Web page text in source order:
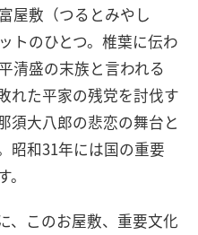
屋敷（つるとみやし
トのひとつ。椎葉に伝わ
清盛の末族と言われる
れた平家の残党を討伐す
須大八郎の悲恋の舞台と
昭和31年には国の重要
、このお屋敷、重要文化